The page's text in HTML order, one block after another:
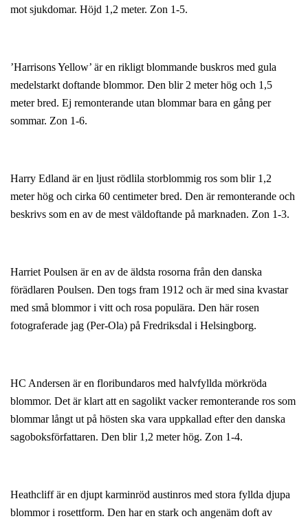
mot sjukdomar. Höjd 1,2 meter. Zon 1-5.
’Harrisons Yellow’ är en rikligt blommande buskros med gula
medelstarkt doftande blommor. Den blir 2 meter hög och 1,5
meter bred. Ej remonterande utan blommar bara en gång per
sommar. Zon 1-6.
Harry Edland är en ljust rödlila storblommig ros som blir 1,2
meter hög och cirka 60 centimeter bred. Den är remonterande och
beskrivs som en av de mest väldoftande på marknaden. Zon 1-3.
Harriet Poulsen är en av de äldsta rosorna från den danska
förädlaren Poulsen. Den togs fram 1912 och är med sina kvastar
med små blommor i vitt och rosa populära. Den här rosen
fotograferade jag (Per-Ola) på Fredriksdal i Helsingborg.
HC Andersen är en floribundaros med halvfyllda mörkröda
blommor. Det är klart att en sagolikt vacker remonterande ros som
blommar långt ut på hösten ska vara uppkallad efter den danska
sagoboksförfattaren. Den blir 1,2 meter hög. Zon 1-4.
Heathcliff är en djupt karminröd austinros med stora fyllda djupa
blommor i rosettform. Den har en stark och angenäm doft av